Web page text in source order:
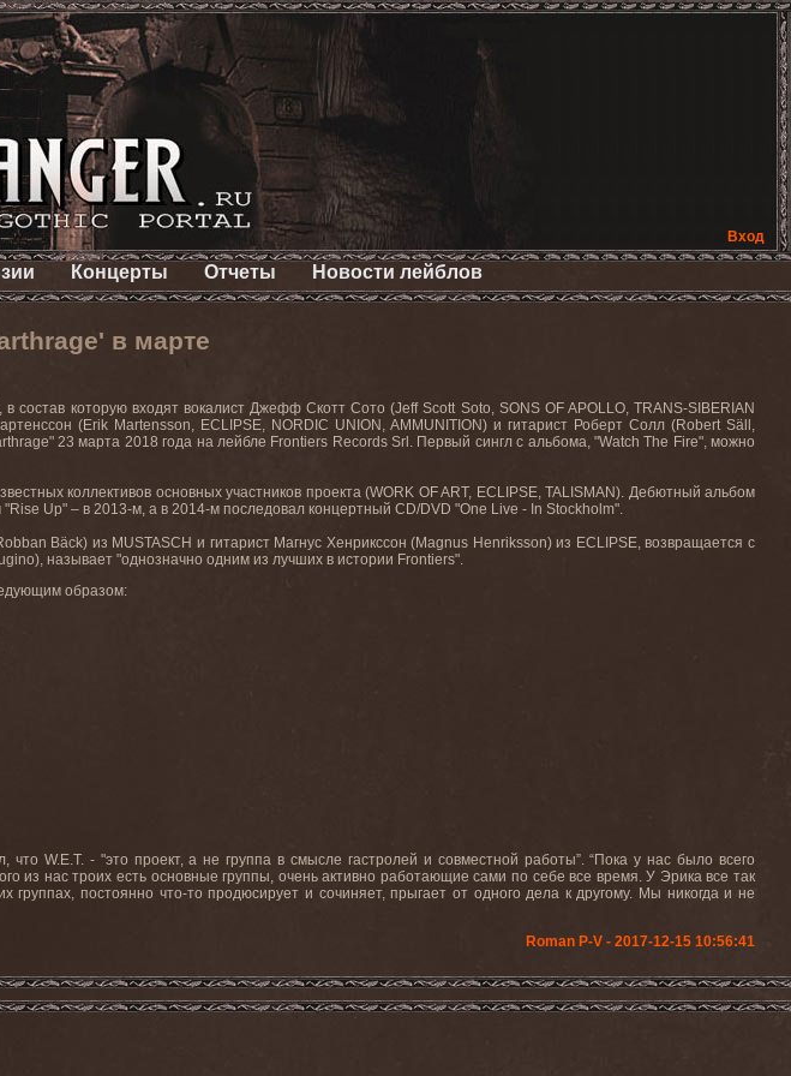
Вход
Концерты Отчеты Новости лейблов
в марте
в состав которую входят вокалист Джефф Скотт Сото (Jeff Scott Soto, SONS OF APOLLO,TRANS-SIBERIAN
(Erik Martensson, ECLIPSE, NORDIC UNION , AMMUNITION) и гитарист Роберт Солл (Robert Sä ,
" 23 марта 2018 года на лейбле Frontiers Records Srl . Первый сингл с альбома, "Watch The Fire", можно
коллективов основных участников проекта (WORK OFART, ECLIPSE,TALISMAN). Дебютный альбом
"Rise Up" – в 2013-м, а в 2014-м последовал концертный CD/DVD "One Live - In Stockholm".
Bäck) из MUSTASCH и гитарист Магнус Хенрикссон (Magnus Henriksson) из ECLIPSE, возвращается с
), называет "однозначно одним из лучших в истории Frontiers".
образом:
что W.E.T. - "это проект, а не группа в смысле гастролей и совместной работы”. “Пока у нас было всего
из нас троих есть основные группы, очень активно работающие сами по себе все время. У Эрика все так
постоянно что-то продюсирует и сочиняет, прыгает от одного дела к другому. Мы никогда и не
Roman P-V - 2017-12-15 10:56:41